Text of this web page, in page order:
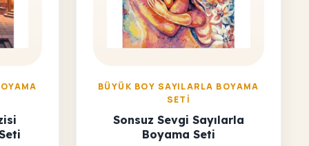
BÜYÜK BOY SAYILARLA BOYAMA
SETI
Sonsuz Sevgi Sayılarla
Boyama Seti